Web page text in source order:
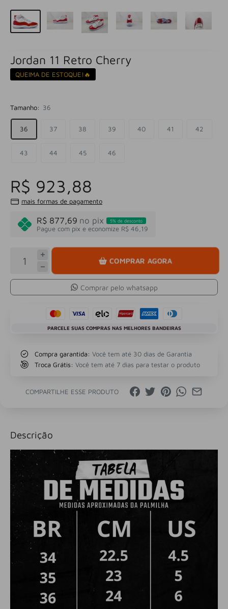
Jordan 11 Retro Cherry
QUEIMA DE ESTOQUE!🔥
Tamanho: 36
36 37 38 39 40 41 42
43 44 45 46
R$ 923,88
mais formas de pagamento
R$ 877,69 no pix 5% de desconto
Pague com pix e economize R$ 46,19
COMPRAR AGORA
Comprar pelo whatsapp
PARCELE SUAS COMPRAS NAS MELHORES BANDEIRAS
Compra garantida: Você tem até 30 dias de Garantia
Troca Grátis: Você tem até 7 dias para testar o produto
COMPARTILHE ESSE PRODUTO
Descrição